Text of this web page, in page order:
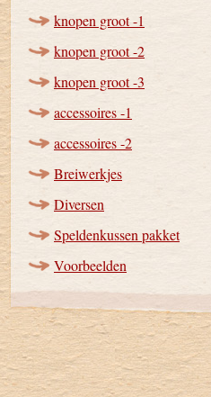
knopen groot -1
knopen groot -2
knopen groot -3
accessoires -1
accessoires -2
Breiwerkjes
Diversen
Speldenkussen pakket
Voorbeelden